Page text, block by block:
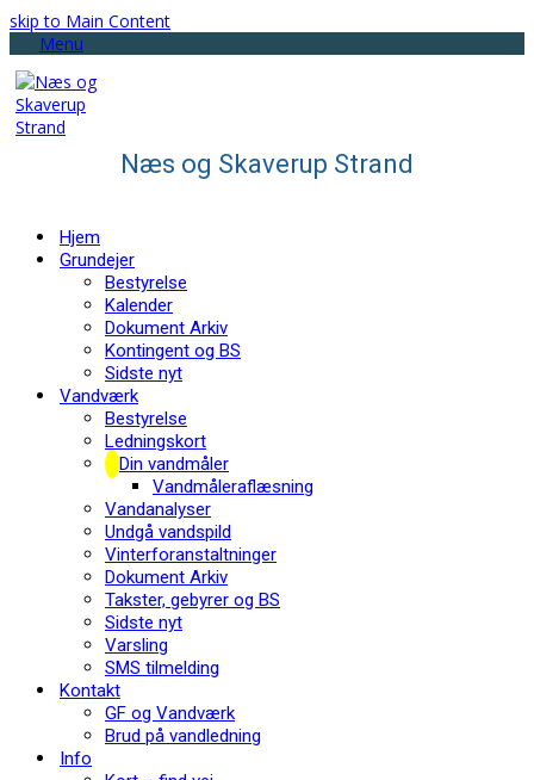
skip to Main Content
Menu
Næs og Skaverup Strand
Hjem
Grundejer
Bestyrelse
Kalender
Dokument Arkiv
Kontingent og BS
Sidste nyt
Vandværk
Bestyrelse
Ledningskort
Din vandmåler
Vandmåleraflæsning
Vandanalyser
Undgå vandspild
Vinterforanstaltninger
Dokument Arkiv
Takster, gebyrer og BS
Sidste nyt
Varsling
SMS tilmelding
Kontakt
GF og Vandværk
Brud på vandledning
Info